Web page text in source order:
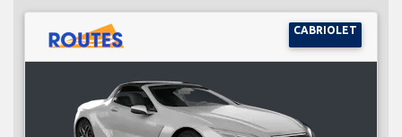
CABRIOLET